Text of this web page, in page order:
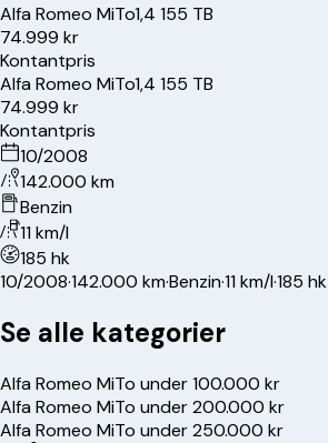
Alfa Romeo MiTo1,4 155 TB
74.999 kr
Kontantpris
Alfa Romeo MiTo1,4 155 TB
74.999 kr
Kontantpris
10/2008
142.000 km
Benzin
11 km/l
185 hk
10/2008·142.000 km·Benzin·11 km/l·185 hk
Se alle kategorier
Alfa Romeo MiTo under 100.000 kr
Alfa Romeo MiTo under 200.000 kr
Alfa Romeo MiTo under 250.000 kr